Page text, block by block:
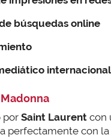
búsquedas online
internacional
por Saint Laurent con
perfectamente con la